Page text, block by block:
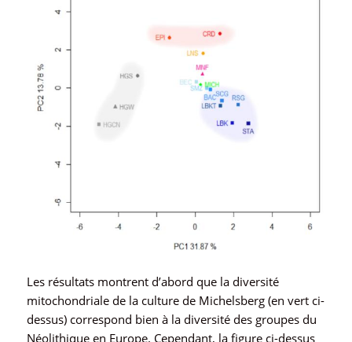
Les résultats montrent d’abord que la diversité
mitochondriale de la culture de Michelsberg (en vert ci-
dessus) correspond bien à la diversité des groupes du
Néolithique en Europe. Cependant, la figure ci-dessus